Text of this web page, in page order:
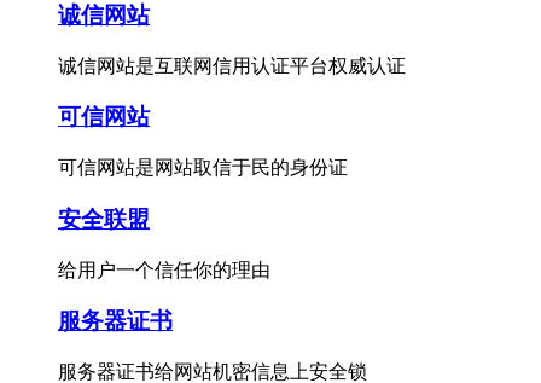
诚信网站
诚信网站是互联网信用认证平台权威认证
可信网站
可信网站是网站取信于民的身份证
安全联盟
给用户一个信任你的理由
服务器证书
服务器证书给网站机密信息上安全锁